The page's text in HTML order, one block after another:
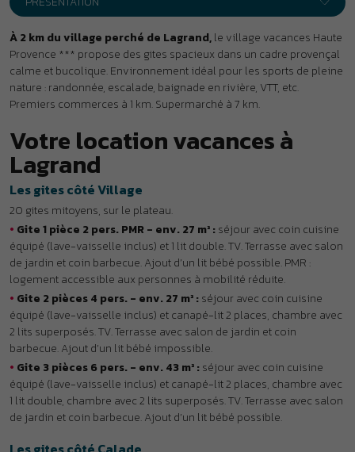
20 gites mitoyens, sur le plateau.
• Gite 1 pièce 2 pers. PMR - env. 27 m² :
équipé (lave-vaisselle inclus) et 1 lit double. TV. Terrasse avec salon
de jardin et coin barbecue. Ajout d’un lit bébé possible. PMR :
logement accessible aux personnes à mobilité réduite.
• Gite 2 pièces 4 pers. - env. 27 m² :
séjour avec coin cuisine
équipé (lave-vaisselle inclus) et canapé-lit 2 places, chambre avec
2 lits superposés. TV. Terrasse avec salon de jardin et coin
barbecue. Ajout d’un lit bébé impossible.
Gite 3 pièces 6 pers. - env. 43 m² :
équipé (lave-vaisselle inclus) et canapé-lit 2 places, chambre avec
1 lit double, chambre avec 2 lits superposés. TV. Terrasse avec salon
de jardin et coin barbecue. Ajout d’un lit bébé possible.
Les gites côté Calade
20 gites mitoyens, dans la pente exposée au sud.
•Gite 2 pièces 4 pers. - env. 35 m² Calade :séjour avec coin
cuisine équipé (lave-vaisselle inclus), coin nuit avec canapé-lit 2
places, chambre avec 2 lits simples. TV. Terrasse avec salon de
jardin et coin barbecue. Ajout d’un lit bébé possible.
•Gite 2 pièces 5 pers. - env. 35 m² Calade :
cuisine équipé (lave-vaisselle inclus), coin nuit avec canapé-lit 2
places, chambre avec 2 lits superposés et 1 lit simple. TV. Terrasse
avec salon de jardin et coin barbecue. Ajout d’un lit bébé possible.